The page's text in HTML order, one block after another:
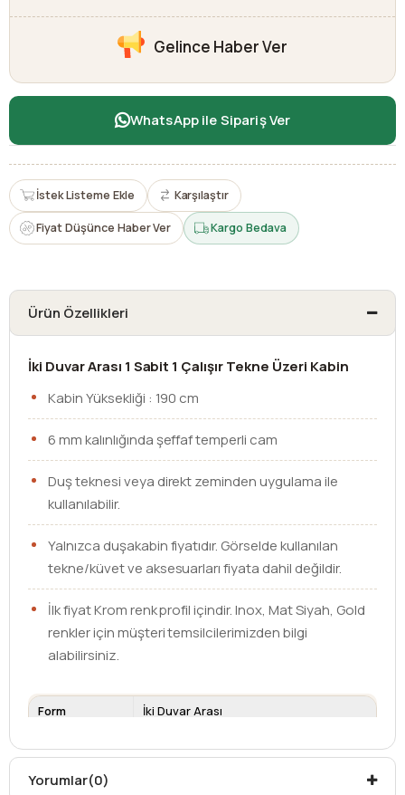
Gelince Haber Ver
WhatsApp ile Sipariş Ver
İstek Listeme Ekle Karşılaştır
Fiyat Düşünce Haber Ver Kargo Bedava
Ürün Özellikleri
İki Duvar Arası 1 Sabit 1 Çalışır Tekne Üzeri Kabin
Kabin Yüksekliği : 190 cm
6 mm kalınlığında şeffaf temperli cam
Duş teknesi veya direkt zeminden uygulama ile
kullanılabilir.
Yalnızca duşakabin fiyatıdır. Görselde kullanılan
tekne/küvet ve aksesuarları fiyata dahil değildir.
İlk fiyat Krom renk profil içindir. Inox, Mat Siyah, Gold
renkler için müşteri temsilcilerimizden bilgi
alabilirsiniz.
Form
İki Duvar Arası
Cam Kalınlığı
Yorumlar(0)